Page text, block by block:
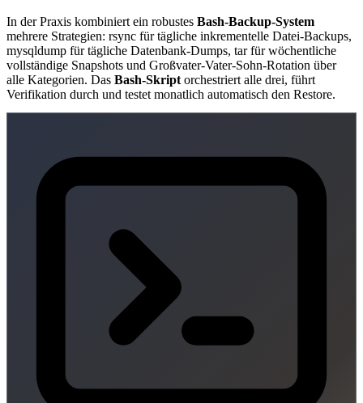
In der Praxis kombiniert ein robustes Bash-Backup-System
mehrere Strategien: rsync für tägliche inkrementelle Datei-Backups,
mysqldump für tägliche Datenbank-Dumps, tar für wöchentliche
vollständige Snapshots und Großvater-Vater-Sohn-Rotation über
alle Kategorien. Das Bash-Skript orchestriert alle drei, führt
Verifikation durch und testet monatlich automatisch den Restore.